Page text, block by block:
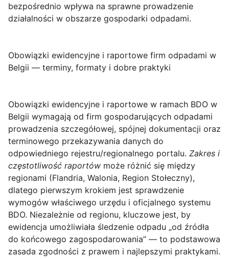
bezpośrednio wpływa na sprawne prowadzenie
działalności w obszarze gospodarki odpadami.
Obowiązki ewidencyjne i raportowe firm odpadami w
Belgii — terminy, formaty i dobre praktyki
Obowiązki ewidencyjne i raportowe w ramach BDO w
Belgii wymagają od firm gospodarujących odpadami
prowadzenia szczegółowej, spójnej dokumentacji oraz
terminowego przekazywania danych do
odpowiedniego rejestru/regionalnego portalu. Zakres i
częstotliwość raportów może różnić się między
regionami (Flandria, Walonia, Region Stołeczny),
dlatego pierwszym krokiem jest sprawdzenie
wymogów właściwego urzędu i oficjalnego systemu
BDO. Niezależnie od regionu, kluczowe jest, by
ewidencja umożliwiała śledzenie odpadu „od źródła
do końcowego zagospodarowania” — to podstawowa
zasada zgodności z prawem i najlepszymi praktykami.